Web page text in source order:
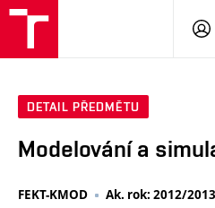
DETAIL PŘEDMĚTU
Modelování a
FEKT-KMOD Ak. rok: 2012/2013